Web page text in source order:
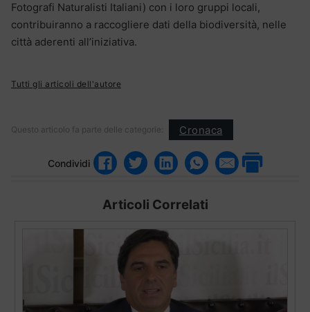
Fotografi Naturalisti Italiani) con i loro gruppi locali,
contribuiranno a raccogliere dati della biodiversità, nelle
città aderenti all’iniziativa.
Tutti gli articoli dell'autore
Questo articolo fa parte delle categorie: Cronaca
Condividi
Articoli Correlati